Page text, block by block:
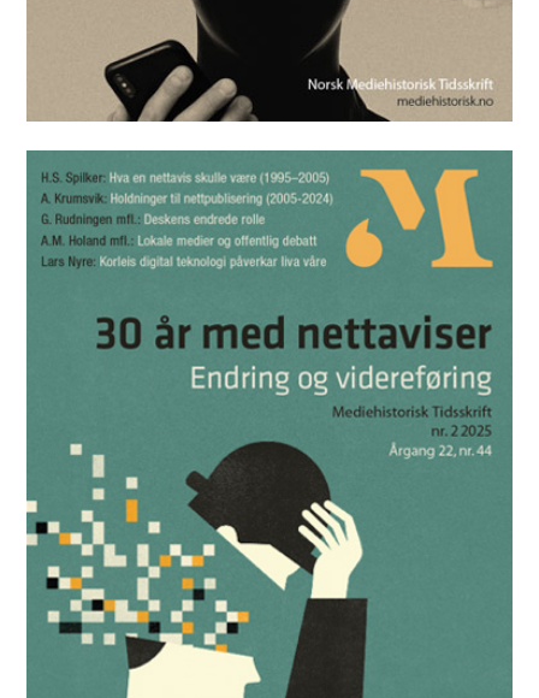
Mediehistorisk Tidsskrift nr. 1 2026
Les utgaven